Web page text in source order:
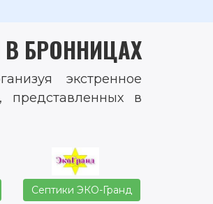
БРОННИЦАХ
экстренное
представленных в
Септики ЭКО-Гранд